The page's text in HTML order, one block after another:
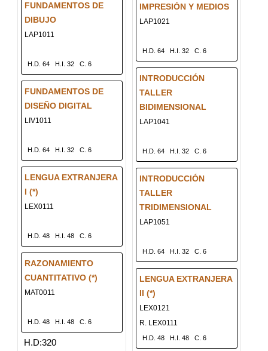
FUNDAMENTOS DE
DIBUJO
LAP1011
H.D. 64 H.I. 32 C. 6
FUNDAMENTOS DE
DISEÑO DIGITAL
LIV1011
H.D. 64 H.I. 32 C. 6
LENGUA EXTRANJERA
I (*)
LEX0111
H.D. 48 H.I. 48 C. 6
RAZONAMIENTO
CUANTITATIVO (*)
MAT0011
H.D. 48 H.I. 48 C. 6
H.D:320
IMPRESIÓN Y MEDIOS
LAP1021
H.D. 64 H.I. 32 C. 6
INTRODUCCIÓN
TALLER
BIDIMENSIONAL
LAP1041
H.D. 64 H.I. 32 C. 6
INTRODUCCIÓN
TALLER
TRIDIMENSIONAL
LAP1051
H.D. 64 H.I. 32 C. 6
LENGUA EXTRANJERA
II (*)
LEX0121
R. LEX0111
H.D. 48 H.I. 48 C. 6